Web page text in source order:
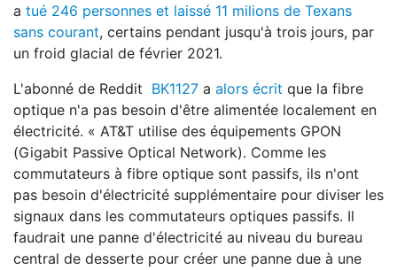
a tué 246 personnes et laissé 11 milions de Texans
sans courant, certains pendant jusqu'à trois jours, par
un froid glacial de février 2021.
L'abonné de Reddit BK1127 a alors écrit que la fibre
optique n'a pas besoin d'être alimentée localement en
électricité. « AT&T utilise des équipements GPON
(Gigabit Passive Optical Network). Comme les
commutateurs à fibre optique sont passifs, ils n'ont
pas besoin d'électricité supplémentaire pour diviser les
signaux dans les commutateurs optiques passifs. Il
faudrait une panne d'électricité au niveau du bureau
central de desserte pour créer une panne due à une